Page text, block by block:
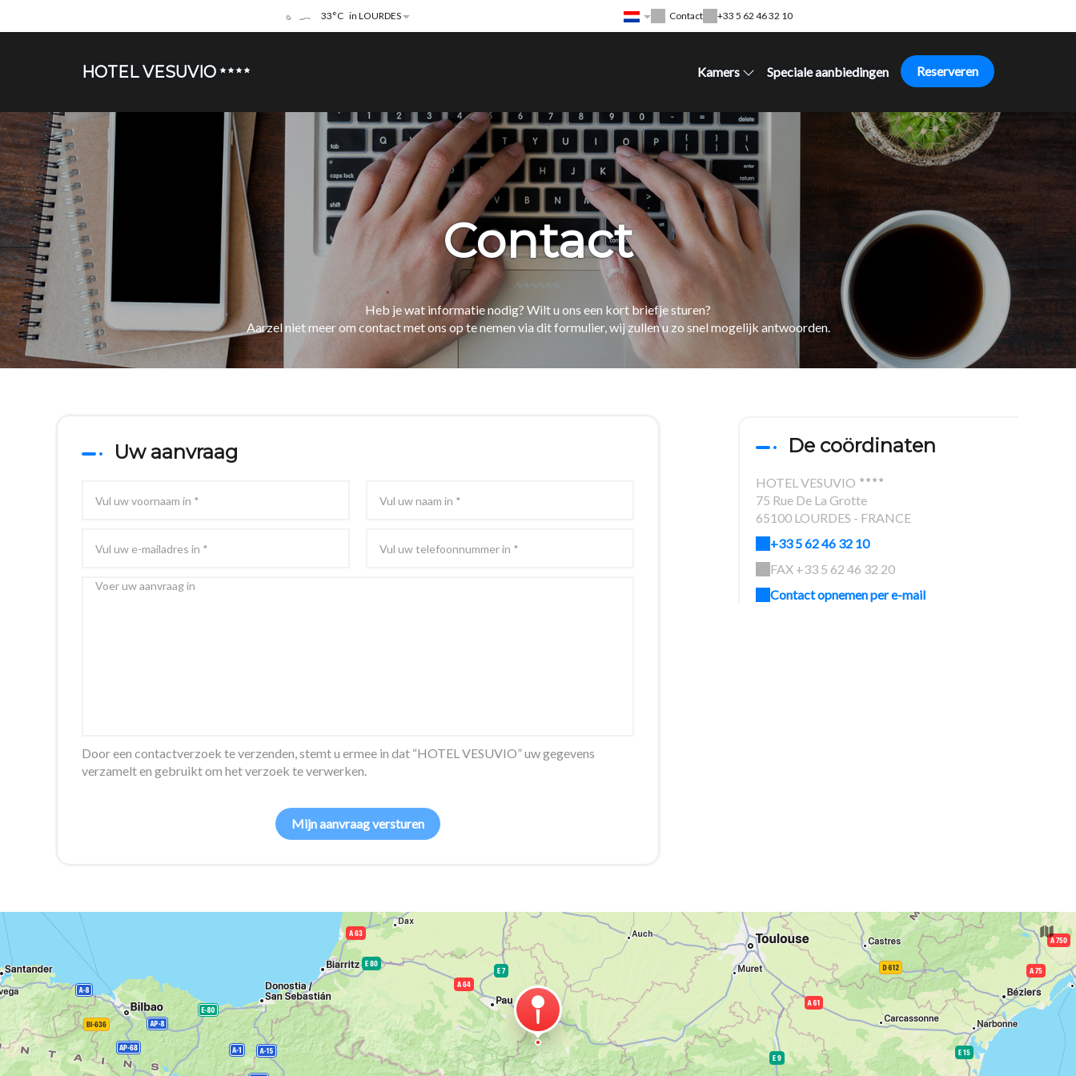
33°C in LOURDES Contact +33 5 62 46 32 10
HOTEL VESUVIO Kamers Speciale aanbiedingen Reserveren
Contact
Heb je wat informatie nodig? Wilt u ons een kort briefje sturen?
Aarzel niet meer om contact met ons op te nemen via dit formulier, wij zullen u zo snel mogelijk antwoorden.
Uw aanvraag
Door een contactverzoek te verzenden, stemt u ermee in dat “HOTEL VESUVIO” uw gegevens
verzamelt en gebruikt om het verzoek te verwerken.
De coördinaten
HOTEL VESUVIO
75 Rue De La Grotte
65100 LOURDES - FRANCE
+33 5 62 46 32 10
FAX +33 5 62 46 32 20
Contact opnemen per e-mail